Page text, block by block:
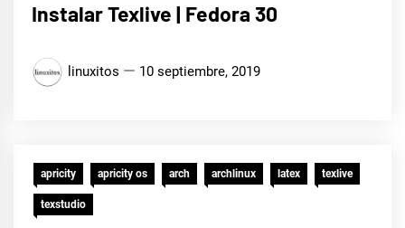
Instalar Texlive | Fedora 30
linuxitos 10 septiembre, 2019
apricity apricity os arch archlinux latex texlive
texstudio